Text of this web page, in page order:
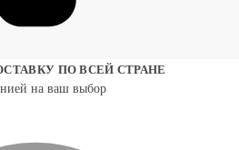
ПО ВСЕЙ СТРАНЕ
на ваш выбор